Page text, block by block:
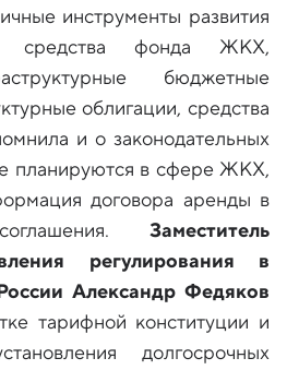
инструменты развития
средства фонда ЖКХ,
бюджетные
облигации, средства
и о законодательных
планируются в сфере ЖКХ,
договора аренды в
Заместитель
регулирования в
Александр Федяков
тарифной конституции и
долгосрочных